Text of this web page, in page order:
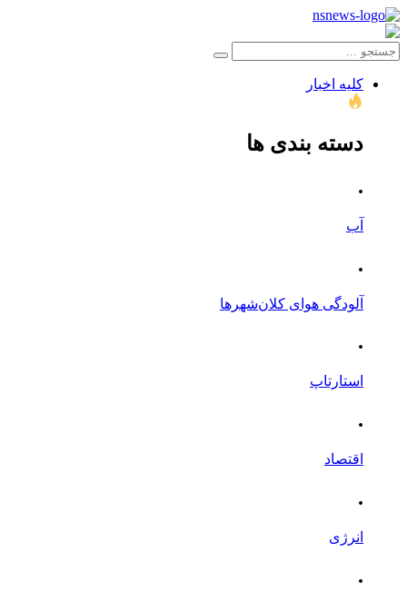
کلیه اخبار
دسته بندی ها
.
آب
.
آلودگی هوای کلان‌شهرها
.
استارتاپ
.
اقتصاد
.
انرژی
.